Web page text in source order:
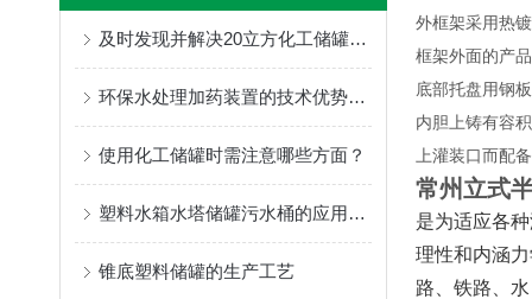
及时发现并解决20立方化工储罐故障很重要
环保水处理加药装置的技术优势与创新
使用化工储罐时需注意哪些方面？
塑料水箱水塔储罐污水桶的应用范围及产品明细
锥底塑料储罐的生产工艺
外框架采用热
框架外面的产
底部托盘用钢
内胆上铸有容
上灌装口而配
常州立式
是为适应各
理性和内涵
路、铁路、